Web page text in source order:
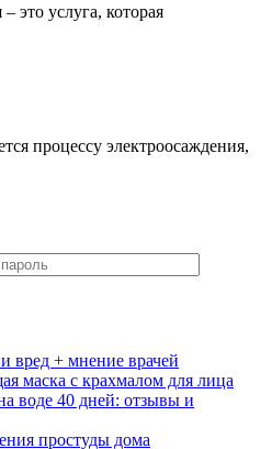
это услуга, которая
процессу электроосаждения,
вред + мнение врачей
маска с крахмалом для лица
воде 40 дней: отзывы и
простуды дома